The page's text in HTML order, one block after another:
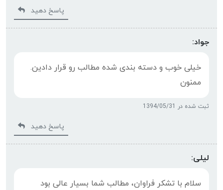
پاسخ دهید
جواد:
خیلی خوب و دسته بندی شده مطالب رو قرار دادین.
ممنون
ثبت شده در 1394/05/31
پاسخ دهید
لیلی:
سلام با تشکر فراوان، مطالب شما بسیار عالی بود